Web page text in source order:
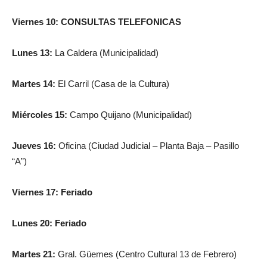
Viernes 10: CONSULTAS TELEFONICAS
Lunes 13: La Caldera (Municipalidad)
Martes 14: El Carril (Casa de la Cultura)
Miércoles 15: Campo Quijano (Municipalidad)
Jueves 16: Oficina (Ciudad Judicial – Planta Baja – Pasillo
“A”)
Viernes 17: Feriado
Lunes 20: Feriado
Martes 21: Gral. Güemes (Centro Cultural 13 de Febrero)